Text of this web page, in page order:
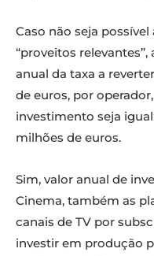
Caso não seja
“proveitos
anual da taxa a
de euros, por
investimento seja
milhões de euros.
Sim, valor anual de
Cinema, também as
canais de TV por
investir em produção